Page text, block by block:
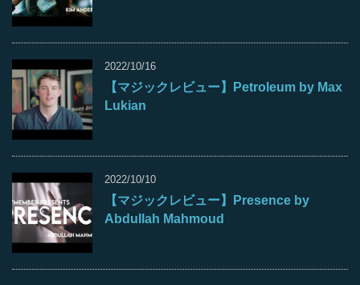
2022/10/16
【マジックレビュー】Petroleum by Max
Lukian
2022/10/10
【マジックレビュー】Presence by
Abdullah Mahmoud